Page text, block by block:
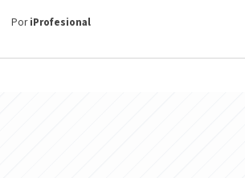
PoriProfesional